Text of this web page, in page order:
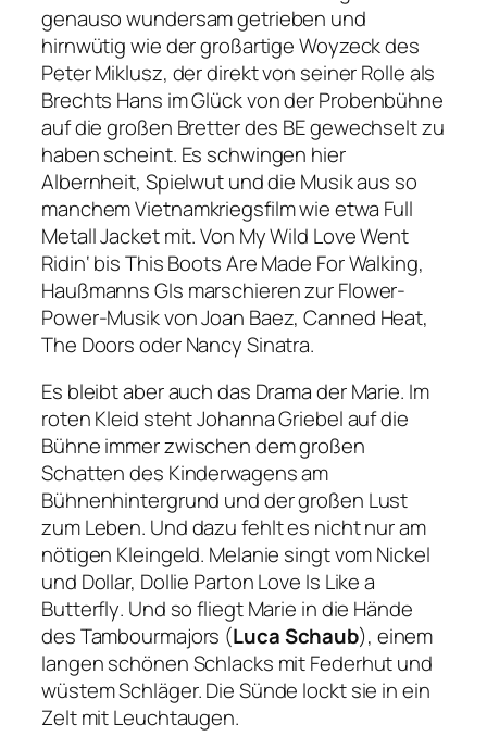
genauso wundersam getrieben und
hirnwütig wie der großartige Woyzeck des
Peter Miklusz, der direkt von seiner Rolle als
Brechts Hans im Glückvon der Probenbühne
auf die großen Bretter des BE gewechselt zu
haben scheint. Es schwingen hier
Albernheit, Spielwut und die Musik aus so
manchem Vietnamkriegsfilm wie etwa Full
Metall Jacketmit. Von My Wild Love Went
Ridin‘bisThis Boots Are Made For Walking,
Haußmanns GIs marschieren zur Flower-
Power-Musik von Joan Baez, Canned Heat,
The Doors oder Nancy Sinatra.
Es bleibt aber auch das Drama der Marie. Im
roten Kleid steht Johanna Griebel auf die
Bühne immer zwischen dem großen
Schatten des Kinderwagens am
Bühnenhintergrund und der großen Lust
zum Leben. Und dazu fehlt es nicht nur am
nötigen Kleingeld. Melanie singt vom Nickel
und Dollar, Dollie PartonLove Is Like a
Butterfly. Und so fliegt Marie in die Hände
des Tambourmajors (Luca Schaub), einem
langen schönen Schlacks mit Federhut und
wüstem Schläger. Die Sünde lockt sie in ein
Zelt mit Leuchtaugen.